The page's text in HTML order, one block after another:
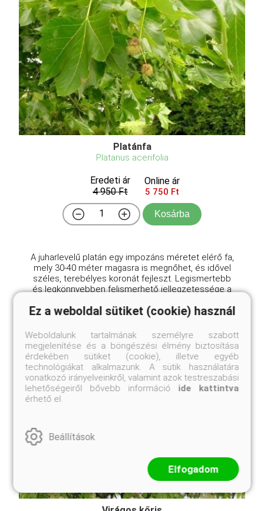
Platánfa
Platanus acerifolia
Eredeti ár
4 950 Ft
Online ár
5 750 Ft
Kosárba
A juharlevelű platán egy impozáns méretet elérő fa,
mely 30-40 méter magasra is megnőhet, és idővel
széles, terebélyes koronát fejleszt. Legismertebb
és legkönnyebben felismerhető jellegzetessége a
...
Ez a weboldal sütiket (cookie) használ
Weboldalunk tartalmának személyre szabott
megjelenítése és a böngészési élmény biztosítása
érdekében sütiket (cookie), illetve egyéb
technológiákat alkalmazunk. A sütik használatára
vonatkozó irányelveinkről, valamint azok testreszabási
lehetőségeiről bővebb információ ide kattintva
érhető el.
Beállítások
Elfogadom